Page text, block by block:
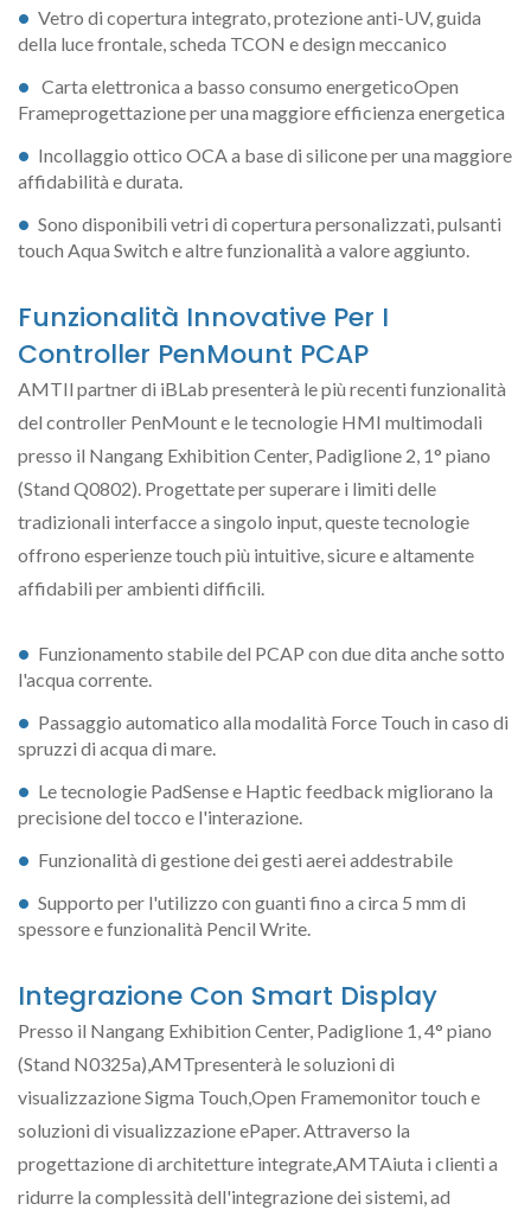
Vetro di copertura integrato, protezione anti-UV, guida
della luce frontale, scheda TCON e design meccanico
Carta elettronica a basso consumo energeticoOpen
Frameprogettazione per una maggiore efficienza energetica
Incollaggio ottico OCA a base di silicone per una maggiore
affidabilità e durata.
Sono disponibili vetri di copertura personalizzati, pulsanti
touch Aqua Switch e altre funzionalità a valore aggiunto.
Funzionalità Innovative Per I
Controller PenMount PCAP
AMTIl partner di iBLab presenterà le più recenti funzionalità
del controller PenMount e le tecnologie HMI multimodali
presso il Nangang Exhibition Center, Padiglione 2, 1° piano
(Stand Q0802). Progettate per superare i limiti delle
tradizionali interfacce a singolo input, queste tecnologie
offrono esperienze touch più intuitive, sicure e altamente
affidabili per ambienti difficili.
Funzionamento stabile del PCAP con due dita anche sotto
l'acqua corrente.
Passaggio automatico alla modalità Force Touch in caso di
spruzzi di acqua di mare.
Le tecnologie PadSense e Haptic feedback migliorano la
precisione del tocco e l'interazione.
Funzionalità di gestione dei gesti aerei addestrabile
Supporto per l'utilizzo con guanti fino a circa 5 mm di
spessore e funzionalità Pencil Write.
Integrazione Con Smart Display
Presso il Nangang Exhibition Center, Padiglione 1, 4° piano
(Stand N0325a),AMTpresenterà le soluzioni di
visualizzazione Sigma Touch,Open Framemonitor touch e
soluzioni di visualizzazione ePaper. Attraverso la
progettazione di architetture integrate,AMTAiuta i clienti a
ridurre la complessità dell'integrazione dei sistemi, ad